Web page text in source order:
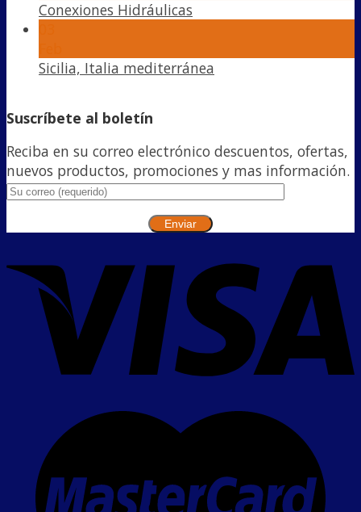
Conexiones Hidráulicas
Sicilia, Italia mediterránea
Suscríbete al boletín
Reciba en su correo electrónico descuentos, ofertas,
nuevos productos, promociones y mas información.